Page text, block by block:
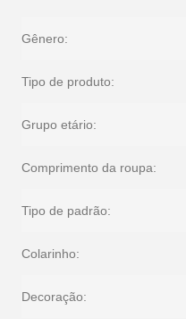
Gênero:
Tipo de produto:
Grupo etário:
Comprimento da roupa:
Tipo de padrão:
Colarinho:
Decoração: